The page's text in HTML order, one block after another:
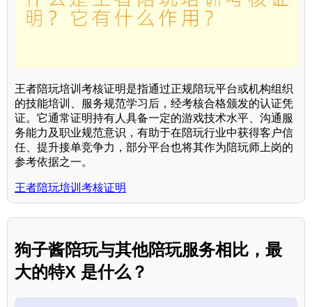
王者陪玩培训考核证明是指通过正规陪玩平台或机构组织
的技能培训、服务规范学习后，经考核合格颁发的认证凭
证。它通常证明持有人具备一定的游戏技术水平、沟通服
务能力及职业规范意识，有助于在陪玩行业中获得客户信
任、提升接单竞争力，部分平台也将其作为陪玩师上岗的
参考依据之一。
王者陪玩培训考核证明
狗子酱陪玩与其他陪玩服务相比，最
大的特X 是什么？